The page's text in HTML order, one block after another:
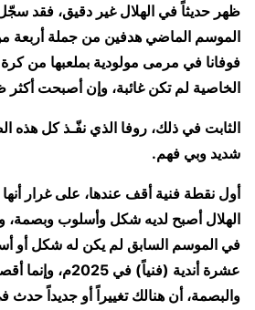
ظهر حديثاً في الهلال غير دقيق، فقد
الموسم الماضي هدفين من جملة أربعة
فوفانا في مرمى مولودية بملعبها من كرة
الخاصية لم تكن غائبة، وإن أصبحت
الثابت في ذلك، روفا الذي نفّـذ كل هذه
شديد وبي فهم.
أول نقطة فنية أقف عندها، على غرار
الهلال أصبح لديه شكل وأسلوب وبصمة،
في الموسم السابق لم يكن له شكل أو
عشرة أندية (فنياً)
والبصمة، أن هنالك تغييراً أو جديداً حدث